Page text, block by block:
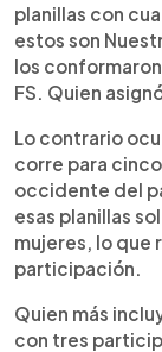
planillas con
estos son
los conformaron
FS. Quien
Lo contrario
corre para
occidente del
esas planillas
mujeres, lo que
participación.
Quien más
con tres